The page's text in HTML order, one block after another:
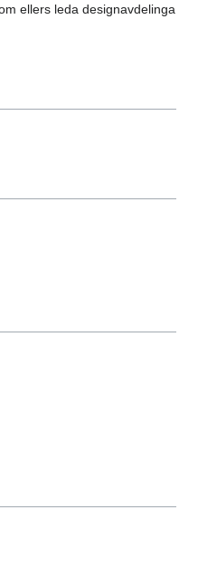
ellers leda designavdelinga